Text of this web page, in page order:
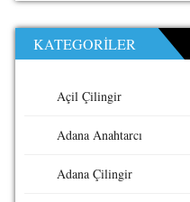
KATEGORILER
Açil Çilingir
Adana Anahtarcı
Adana Çilingir